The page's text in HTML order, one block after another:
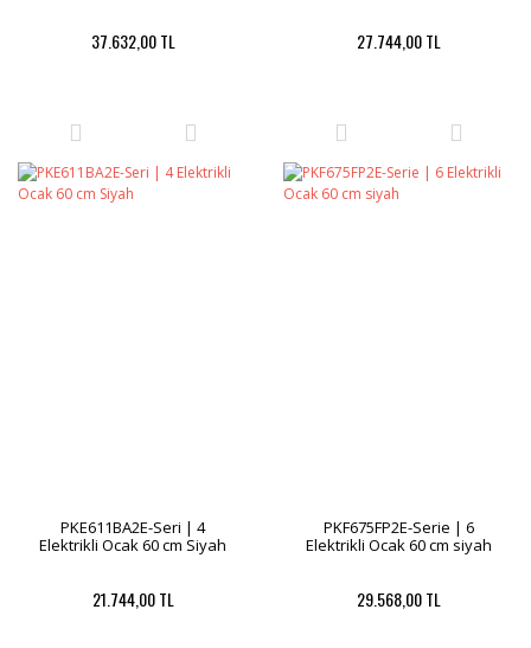
37.632,00 TL 27.744,00 TL
PKE611BA2E-Seri | 4
Elektrikli Ocak 60 cm Siyah
21.744,00 TL
PKF675FP2E-Serie | 6
Elektrikli Ocak 60 cm siyah
29.568,00 TL